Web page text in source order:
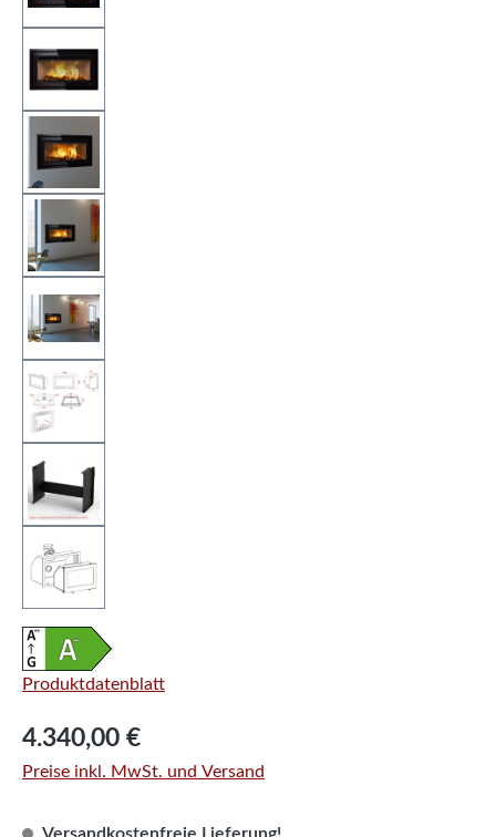
Produktdatenblatt
Regulärer Preis:
4.340,00 €
Preise inkl. MwSt. und Versand